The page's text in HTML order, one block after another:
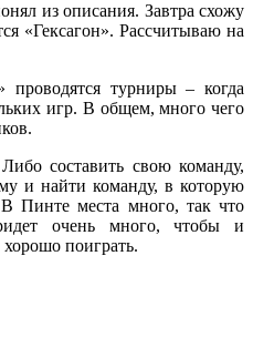
из описания. Завтра схожу
«Гексагон». Рассчитываю на
турниры – когда
игр. В общем, много чего
составить свою команду,
и найти команду, в которую
Пинте места много, так что
очень много, чтобы и
поиграть.